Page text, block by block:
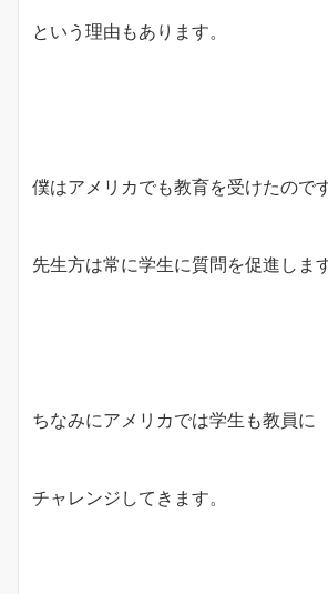
という理由もあります。
僕はアメリカでも教育を受けたのです
先生方は常に学生に質問を促進します
ちなみにアメリカでは学生も教員に
チャレンジしてきます。